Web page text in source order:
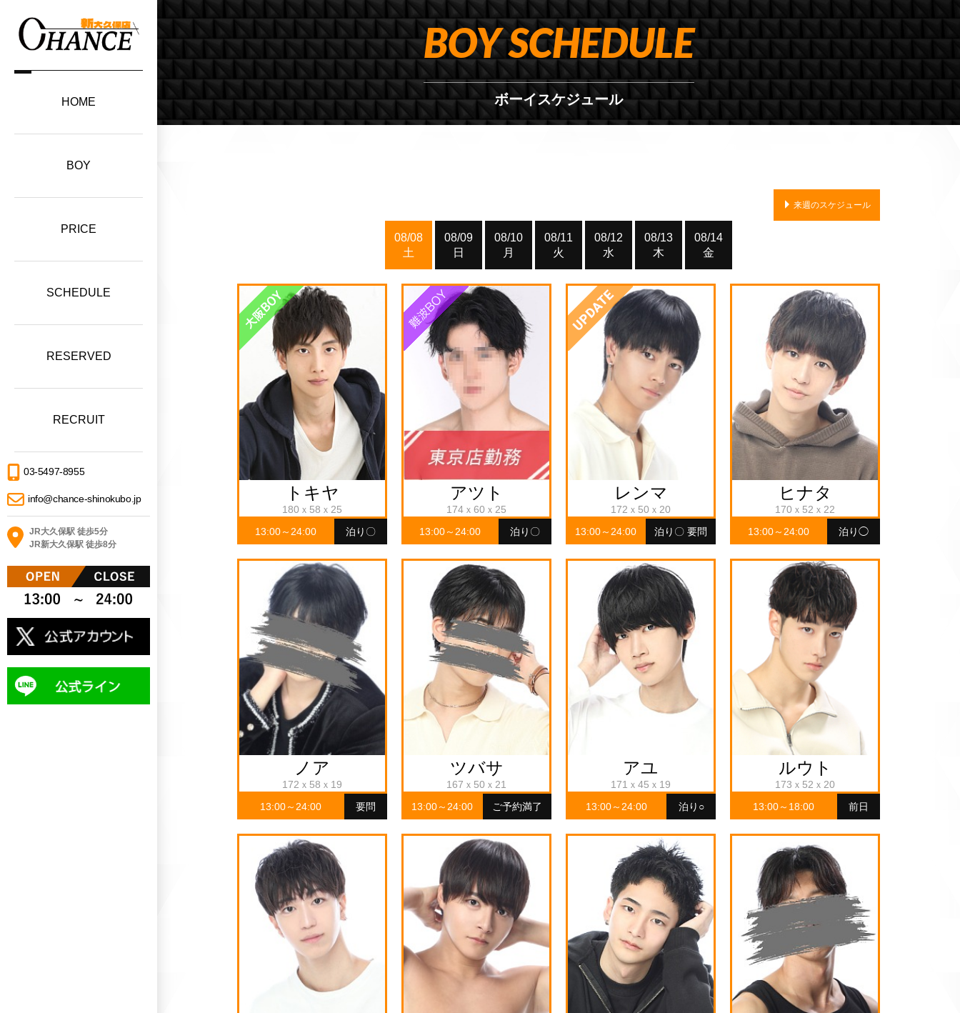
HOME
BOY
PRICE
SCHEDULE
RESERVED
RECRUIT
03-5497-8955
info@chance-shinokubo.jp
JR大久保駅 徒歩5分
JR新大久保駅 徒歩8分
BOY SCHEDULE
ボーイスケジュール
来週のスケジュール
08/08
土
08/09
日
08/10
月
08/11
火
08/12
水
08/13
木
08/14
金
トキヤ
180ｘ58ｘ25
13:00～24:00
泊り〇
アツト
174ｘ60ｘ25
13:00～24:00
泊り〇
レンマ
172ｘ50ｘ20
13:00～24:00
泊り〇 要問
ヒナタ
170ｘ52ｘ22
13:00～24:00
泊り◯
ノア
172ｘ58ｘ19
13:00～24:00
要問
ツバサ
167ｘ50ｘ21
13:00～24:00
ご予約満了
アユ
171ｘ45ｘ19
13:00～24:00
泊り○
ルウト
173ｘ52ｘ20
13:00～18:00
前日